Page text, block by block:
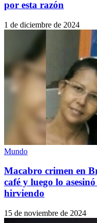
por esta razón
1 de diciembre de 2024
Mundo
Macabro crimen en
café y luego lo
hirviendo
15 de noviembre de 2024